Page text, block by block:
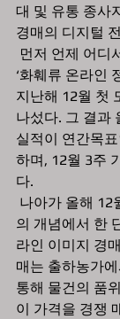
대 및 유통 종사
경매의 디지털
‘화훼류 온라인
지난해 12월 첫
나섰다. 그 결과
실적이 연간목
하며, 12월 3주
다.
의 개념에서 한
라인 이미지 경
매는 출하농가
통해 물건의 품
이 가격을 경쟁